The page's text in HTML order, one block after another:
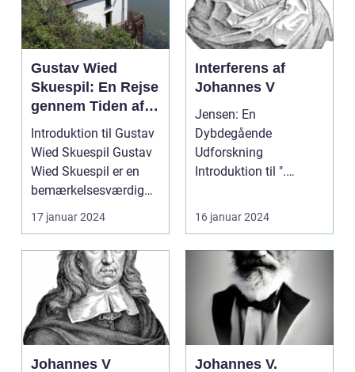
Gustav Wied
Skuespil: En Rejse
gennem Tiden af
Kunstnerisk
Udfoldelse
Introduktion til Gustav
Wied Skuespil Gustav
Wied Skuespil er en
bemærkelsesværdig
del af den dansk...
17 januar 2024
Interferens af
Johannes V
Jensen: En
Dybdegående
Udforskning
Introduktion til ".
16 januar 2024
Johannes V Johannes V.